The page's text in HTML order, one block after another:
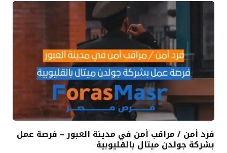
فرد أمن / مراقب أمن في مدينة العبور – فرصة عمل
بشركة جولدن ميتال بالقليوبية